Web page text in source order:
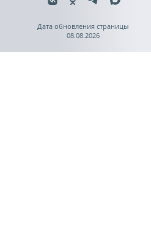
Дата обновления страницы
08.08.2026